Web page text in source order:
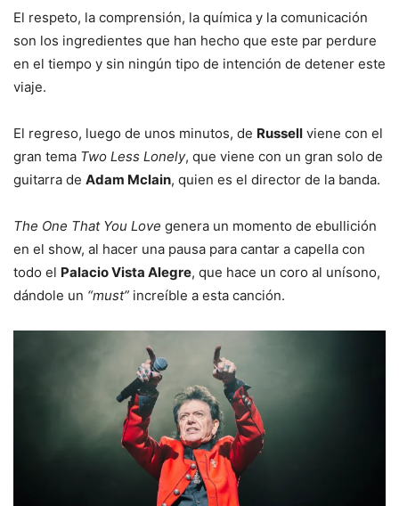
El respeto, la comprensión, la química y la comunicación
son los ingredientes que han hecho que este par perdure
en el tiempo y sin ningún tipo de intención de detener este
viaje.
El regreso, luego de unos minutos, de Russell viene con el
gran tema Two Less Lonely, que viene con un gran solo de
guitarra de Adam Mclain, quien es el director de la banda.
The One That You Love genera un momento de ebullición
en el show, al hacer una pausa para cantar a capella con
todo el Palacio Vista Alegre, que hace un coro al unísono,
dándole un “must” increíble a esta canción.